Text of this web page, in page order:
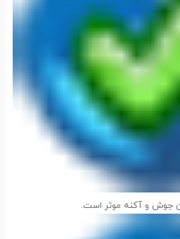
جوش و آکنه موثر است.